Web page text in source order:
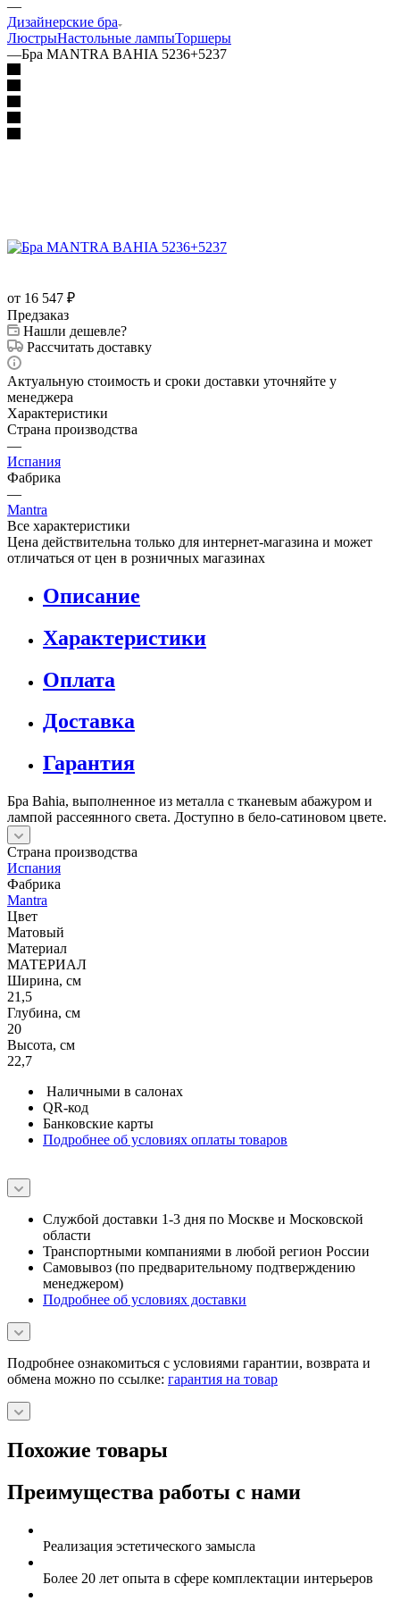
—
Дизайнерские бра
ЛюстрыНастольные лампыТоршеры
—Бра MANTRA BAHIA 5236+5237
от 16 547 ₽
Предзаказ
Нашли дешевле?
Рассчитать доставку
Актуальную стоимость и сроки доставки уточняйте у
менеджера
Характеристики
Страна производства
—
Испания
Фабрика
—
Mantra
Все характеристики
Цена действительна только для интернет-магазина и может
отличаться от цен в розничных магазинах
Описание
Характеристики
Оплата
Доставка
Гарантия
Бра Bahia, выполненное из металла с тканевым абажуром и
лампой рассеянного света. Доступно в бело-сатиновом цвете.
Страна производства
Испания
Фабрика
Mantra
Цвет
Матовый
Материал
МАТЕРИАЛ
Ширина, см
21,5
Глубина, см
20
Высота, см
22,7
Наличными в салонах
QR-код
Банковские карты
Подробнее об условиях оплаты товаров
Службой доставки 1-3 дня по Москве и Московской
области
Транспортными компаниями в любой регион России
Самовывоз (по предварительному подтверждению
менеджером)
Подробнее об условиях доставки
Подробнее ознакомиться с условиями гарантии, возврата и
обмена можно по ссылке: гарантия на товар
Похожие товары
Преимущества работы с нами
Реализация эстетического замысла
Более 20 лет опыта в сфере комплектации интерьеров